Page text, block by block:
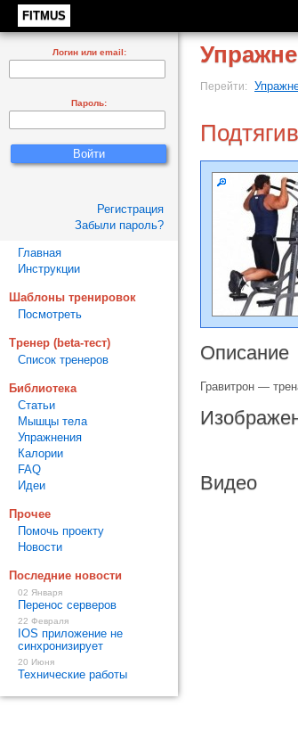
FITMUS
Перейти:
Описание
Гравитрон —
Видео
Логин или email:
Пароль:
Регистрация
Забыли пароль?
Главная
Инструкции
Шаблоны тренировок
Посмотреть
Тренер (beta-тест)
Список тренеров
Библиотека
Статьи
Мышцы тела
Упражнения
Калории
FAQ
Идеи
Прочее
Помочь проекту
Новости
Последние новости
02 Января
Перенос серверов
22 Февраля
IOS приложение не
синхронизирует
20 Июня
Технические работы